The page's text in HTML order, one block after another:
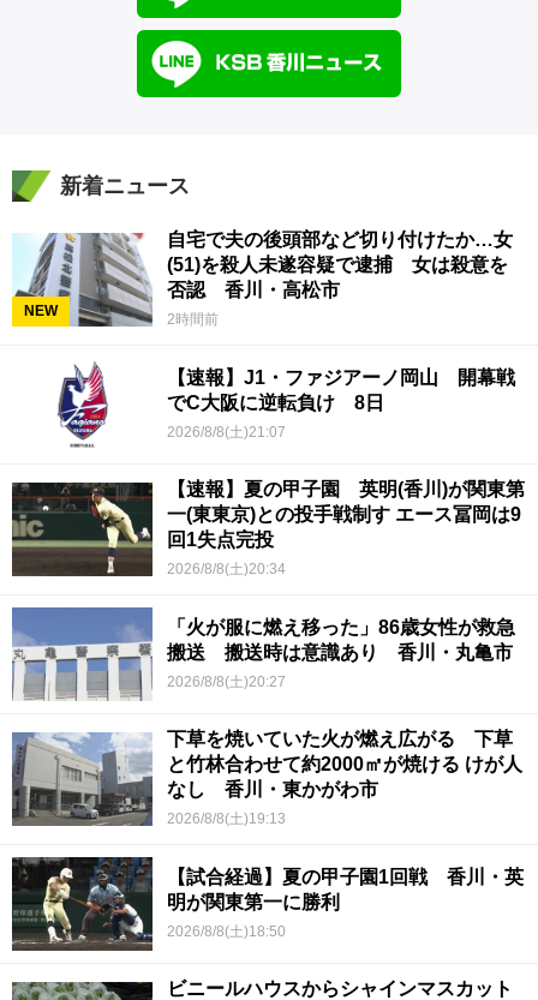
新着ニュース
NEW
自宅で夫の後頭部など切り付けたか…女
(51)を殺人未遂容疑で逮捕 女は殺意を
否認 香川・高松市
2時間前
【速報】J1・ファジアーノ岡山 開幕戦
でC大阪に逆転負け 8日
2026/8/8(土)21:07
【速報】夏の甲子園 英明(香川)が関東第
一(東東京)との投手戦制す エース冨岡は9
回1失点完投
2026/8/8(土)20:34
「火が服に燃え移った」86歳女性が救急
搬送 搬送時は意識あり 香川・丸亀市
2026/8/8(土)20:27
下草を焼いていた火が燃え広がる 下草
と竹林合わせて約2000㎡が焼ける けが人
なし 香川・東かがわ市
2026/8/8(土)19:13
【試合経過】夏の甲子園1回戦 香川・英
明が関東第一に勝利
2026/8/8(土)18:50
ビニールハウスからシャインマスカット